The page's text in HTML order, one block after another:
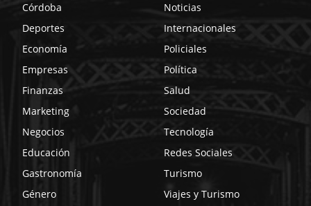
Córdoba
Deportes
Economía
Empresas
Finanzas
Marketing
Negocios
Educación
Gastronomía
Género
Noticias
Internacionales
Policiales
Política
Salud
Sociedad
Tecnología
Redes Sociales
Turismo
Viajes y Turismo